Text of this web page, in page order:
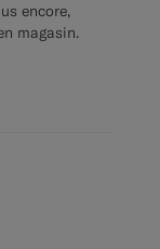
encore,
magasin.